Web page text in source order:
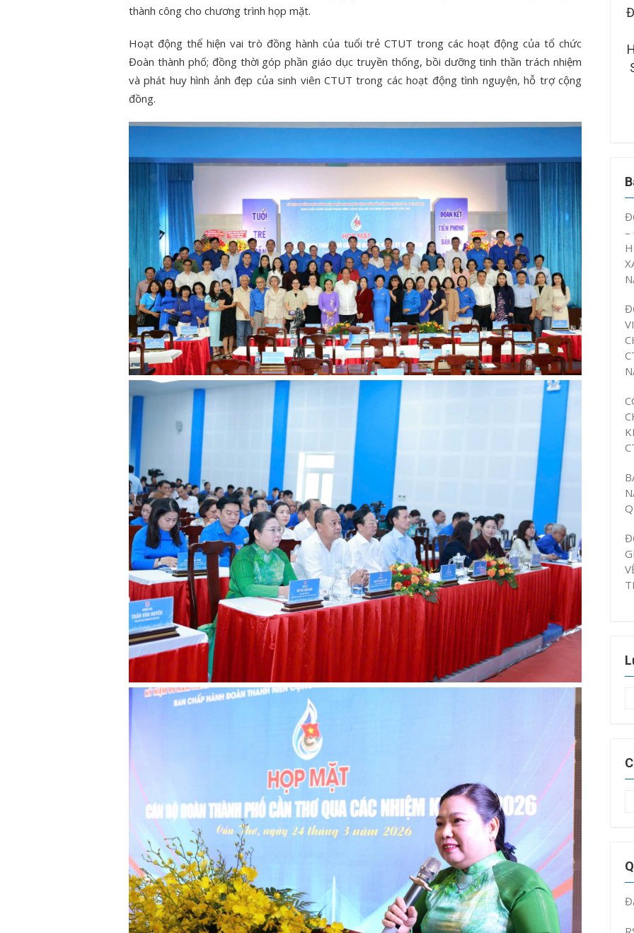
thành công cho chương trình họp mặt.
Hoạt động thể hiện vai trò đồng hành của tuổi trẻ CTUT trong các hoạt động của tổ chức
Đoàn thành phố; đồng thời góp phần giáo dục truyền thống, bồi dưỡng tinh thần trách nhiệm
và phát huy hình ảnh đẹp của sinh viên CTUT trong các hoạt động tình nguyện, hỗ trợ cộng
đồng.
ĐOÀN VIÊN, SINH VIÊN CTUT
DỌN DẸP, VỆ SINH KHUÔN VIÊN
CƠ QUAN THÀNH ĐOÀN
ĐOÀN TRƯỜNG ĐẠI HỌC KỸ
THƠ XÂY DỰNG MÔ HÌNH
“TRẠM KÝ ỨC” NĂM HỌC 2025
– 2026
HOẠT CHUYÊN ĐỀ “ĐOÀN VIÊN,
SINH VIÊN CTUT VỚI AN TOÀN
GIAO THÔNG NĂM 2026”
–